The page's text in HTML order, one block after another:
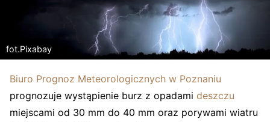
fot.Pixabay
Biuro Prognoz Meteorologicznych w Poznaniu
prognozuje wystąpienie burz z opadami deszczu
miejscami od 30 mm do 40 mm oraz porywami wiatru